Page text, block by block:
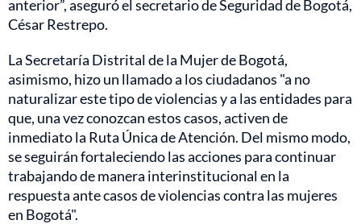
anterior”, aseguró el secretario de Seguridad de Bogotá,
César Restrepo.
La Secretaría Distrital de la Mujer de Bogotá,
asimismo, hizo un llamado a los ciudadanos "a no
naturalizar este tipo de violencias y a las entidades para
que, una vez conozcan estos casos, activen de
inmediato la Ruta Única de Atención. Del mismo modo,
se seguirán fortaleciendo las acciones para continuar
trabajando de manera interinstitucional en la
respuesta ante casos de violencias contra las mujeres
en Bogotá".